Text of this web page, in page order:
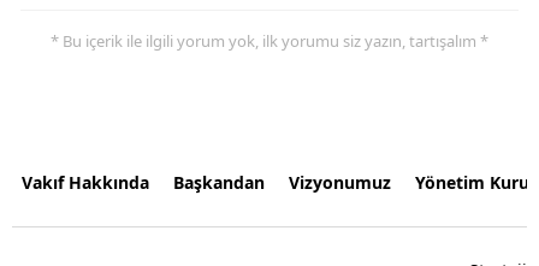
* Bu içerik ile ilgili yorum yok, ilk yorumu siz yazın, tartışalım *
Vakıf Hakkında Başkandan Vizyonumuz Yönetim